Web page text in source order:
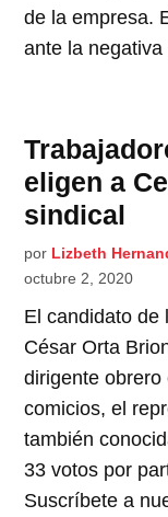
de la empresa.
ante la
eligen a
sindical
por Lizbeth
octubre 2, 2020
El candidato de
César Orta
dirigente obrero
comicios, el
también
33 votos por
Suscríbete a